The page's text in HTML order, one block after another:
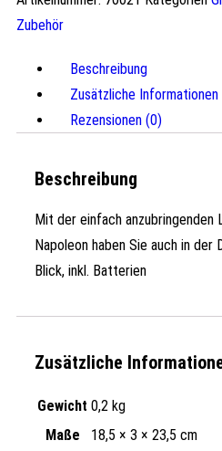
Zubehör
Beschreibung
Zusätzliche Informationen
Rezensionen (0)
Beschreibung
Mit der einfach anzubringenden
Napoleon haben Sie auch in der
Blick, inkl. Batterien
Zusätzliche
Gewicht 0,2 kg
Maße
18,5 × 3 × 23,5 cm